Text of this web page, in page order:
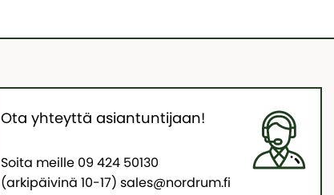
Ota yhteyttä asiantuntijaan!
Soita meille 09 424 50130
(arkipäivinä 10-17) sales@nordrum.fi